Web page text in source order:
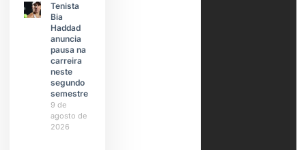
Tenista
Bia
Haddad
anuncia
pausa na
carreira
neste
segundo
semestre
9 de
agosto de
2026